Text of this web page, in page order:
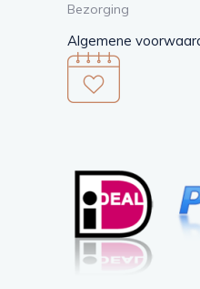
Bezorging
Algemene